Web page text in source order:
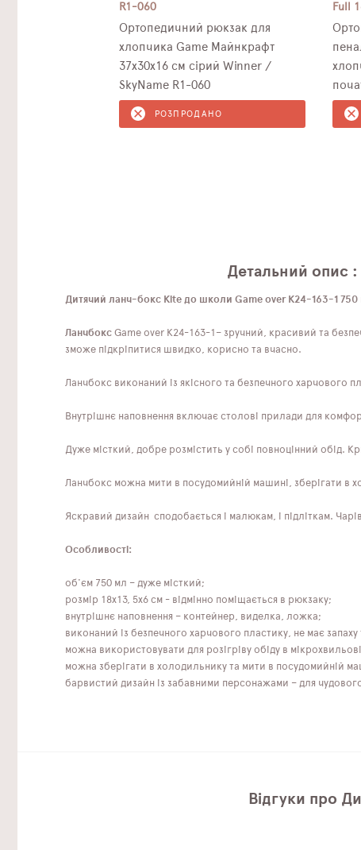
R1-060
Ортопедичний рюкзак для
хлопчика Game Майнкрафт
37х30х16 см сірий Winner /
SkyName R1-060
РОЗПРОДАНО
Full
Детальний опис
Дитячий ланч-бокс Kite до школи Game over K24-163-1 750
Ланчбокс Game over K24-163-1– зручний, красивий та
зможе підкріпитися швидко, корисно та вчасно.
Ланчбокс виконаний із якісного та безпечного харчового
Внутрішнє наповнення включає столові прилади для
Дуже місткий, добре розмістить у собі повноцінний обід.
Ланчбокс можна мити в посудомийній машині, зберігати в
Яскравий дизайн сподобається і малюкам, і підліткам.
Особливості:
об'єм 750 мл – дуже місткий;
розмір 18х13, 5х6 см - відмінно поміщається в рюкзаку;
внутрішнє наповнення – контейнер, виделка, ложка;
виконаний із безпечного харчового пластику, не має
можна використовувати для розігріву обіду в
можна зберігати в холодильнику та мити в посудомийній
барвистий дизайн із забавними персонажами – для
Відгуки про